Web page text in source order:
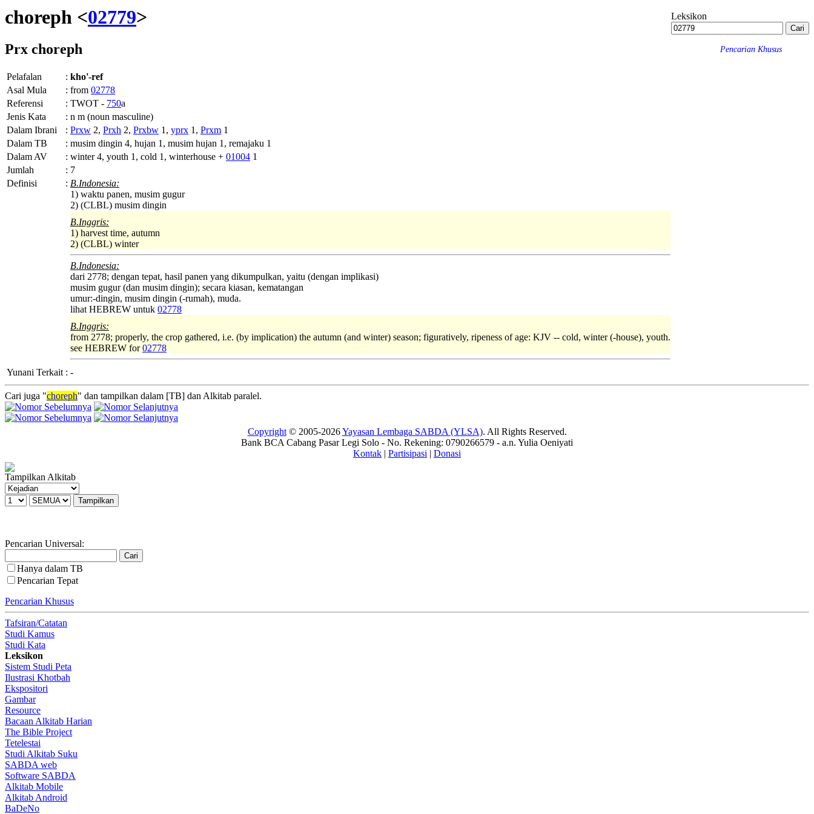
Leksikon
Pencarian Khusus
choreph <02779>
Prx choreph
Pelafalan : kho'-ref
Asal Mula
: from 02778
Referensi
: TWOT - 750a
Jenis Kata
: n m (noun masculine)
Dalam Ibrani
: Prxw 2, Prxh 2, Prxbw 1, yprx 1, Prxm 1
Dalam TB
: musim dingin 4, hujan 1, musim hujan 1, remajaku 1
Dalam AV
: winter 4, youth 1, cold 1, winterhouse + 01004 1
Jumlah
: 7
Definisi
: B.Indonesia:
1) waktu panen, musim gugur
2) (CLBL) musim dingin
B.Inggris:
1) harvest time, autumn
2) (CLBL) winter
B.Indonesia:
dari 2778; dengan tepat, hasil panen yang dikumpulkan, yaitu (dengan implikasi)
musim gugur (dan musim dingin); secara kiasan, kematangan
umur:-dingin, musim dingin (-rumah), muda.
lihat HEBREW untuk 02778
B.Inggris:
from 2778; properly, the crop gathered, i.e. (by implication) the autumn (and winter) season; figuratively, ripeness of age: KJV -- cold, winter (-house), youth.
see HEBREW for02778
Yunani Terkait : -
Cari juga "choreph" dan tampilkan dalam [TB] dan Alkitab paralel.
Copyright© 2005-2026Yayasan Lembaga SABDA (YLSA). All Rights Reserved.
Bank BCA Cabang Pasar Legi Solo - No. Rekening: 0790266579 - a.n. Yulia Oeniyati
Kontak | Partisipasi | Donasi
Tampilkan Alkitab
Pencarian Universal:
Hanya dalam TB
Pencarian Tepat
Pencarian Khusus
Tafsiran/Catatan
Studi Kamus
Studi Kata
Leksikon
Sistem Studi Peta
Ilustrasi Khotbah
Ekspositori
Gambar
Resource
Bacaan Alkitab Harian
The Bible Project
Tetelestai
Studi Alkitab Suku
SABDA web
Software SABDA
Alkitab Mobile
Alkitab Android
BaDeNo